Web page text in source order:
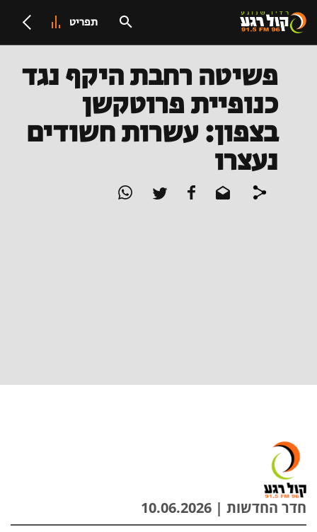
תפריט
פשיטה רחבת היקף נגד
כנופיית פרוטקשן
בצפון: עשרות חשודים
נעצרו
חדר החדשות | 10.06.2026